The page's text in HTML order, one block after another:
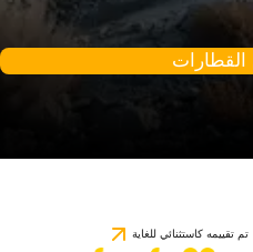
تم تقييمه كاستثنائي للغاية